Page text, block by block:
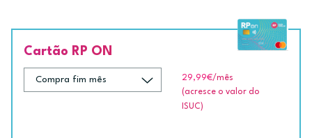
Cartão RP ON
29,99€/mês
(acresce o valor do
ISUC)